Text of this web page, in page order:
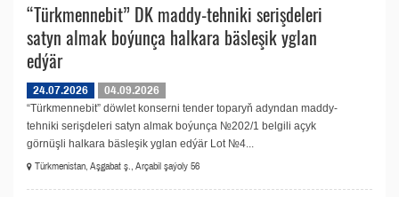
“Türkmennebit” DK maddy-tehniki serişdeleri
satyn almak boýunça halkara bäsleşik yglan
edýär
24.07.2026
04.09.2026
“Türkmennebit” döwlet konserni tender toparyň adyndan maddy-
tehniki serişdeleri satyn almak boýunça №202/1 belgili açyk
görnüşli halkara bäsleşik yglan edýär Lot №4...
Türkmenistan, Aşgabat ş., Arçabil şaýoly 56